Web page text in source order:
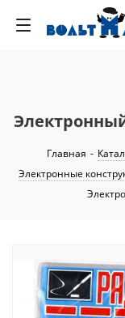
Главная -
Электронные